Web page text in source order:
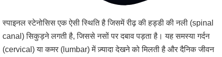
स्पाइनल स्टेनोसिस एक ऐसी स्थिति है जिसमें रीढ़ की हड्डी की नली (spinal
canal) सिकुड़ने लगती है, जिससे नसों पर दबाव पड़ता है। यह समस्या गर्दन
(cervical) या कमर (lumbar) में ज़्यादा देखने को मिलती है और दैनिक जीवन